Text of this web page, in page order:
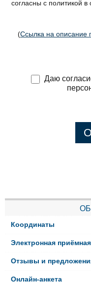
согласны с политикой
(Ссылка на описание
Даю
Координаты
Электронная приёмная
Отзывы и
Онлайн-анкета